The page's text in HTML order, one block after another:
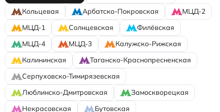
Кольцевая
Арбатско-Покровская
МЦД-2
МЦД-1
Солнцевская
Филёвская
МЦД-4
МЦД-3
Калужско-Рижская
Калининская
Таганско-Краснопресненская
Серпуховско-Тимирязевская
Люблинско-Дмитровская
Замоскворецкая
Некрасовская
Бутовская